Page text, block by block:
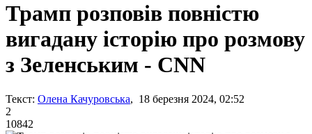
Трамп розповів повністю
вигадану історію про розмову
з Зеленським - CNN
Текст: Олена Качуровська, 18 березня 2024, 02:52
2
10842